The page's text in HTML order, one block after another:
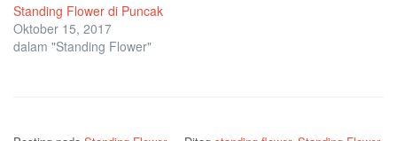
Standing Flower di Puncak
Oktober 15, 2017
dalam "Standing Flower"